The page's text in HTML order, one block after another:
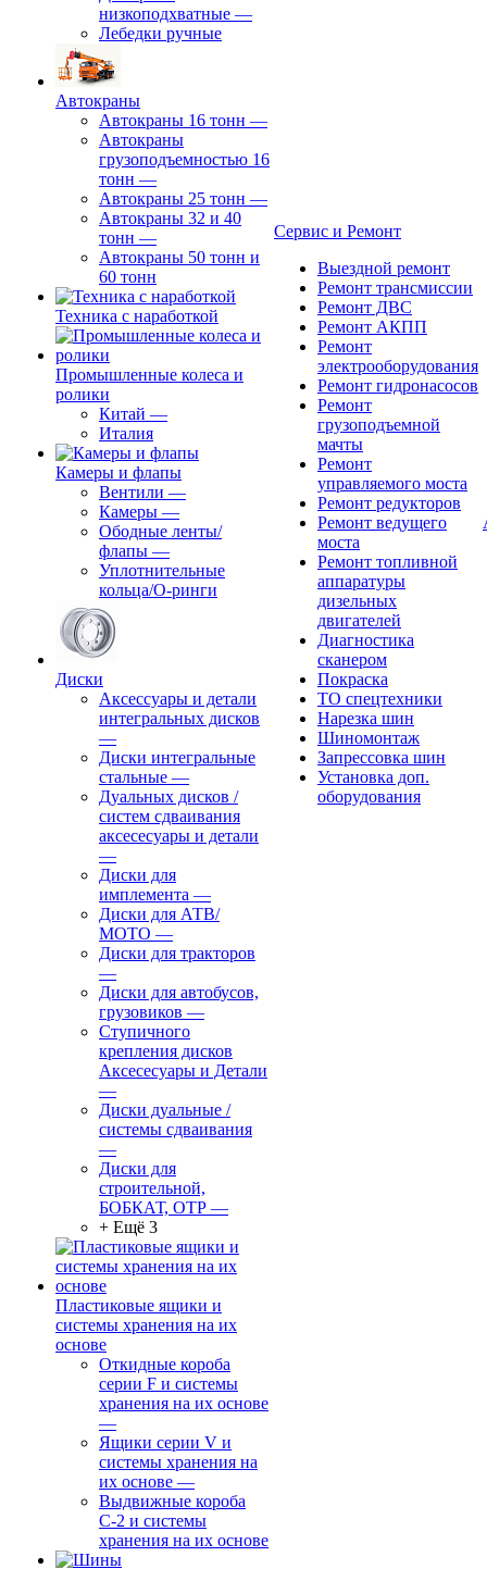
низкоподхватные —
Лебедки ручные
Автокраны
Автокраны 16 тонн —
Автокраны
грузоподъемностью 16
тонн —
Автокраны 25 тонн —
Автокраны 32 и 40
тонн —
Автокраны 50 тонн и
60 тонн
Техника с наработкой
Промышленные колеса и
ролики
Китай —
Италия
Камеры и флапы
Вентили —
Камеры —
Ободные ленты/
флапы —
Уплотнительные
кольца/О-ринги
Диски
Аксессуары и детали
интегральных дисков
—
Диски интегральные
стальные —
Дуальных дисков /
систем сдваивания
аксесесуары и детали
—
Диски для
имплемента —
Диски для АТВ/
МОТО —
Диски для тракторов
—
Диски для автобусов,
грузовиков —
Ступичного
крепления дисков
Аксесесуары и Детали
—
Диски дуальные /
системы сдваивания
—
Диски для
строительной,
БОБКАТ, ОТР —
+ Ещё 3
Пластиковые ящики и
системы хранения на их
основе
Откидные короба
серии F и системы
хранения на их основе
—
Ящики серии V и
системы хранения на
их основе —
Выдвижные короба
С-2 и системы
хранения на их основе
Сервис и Ремонт
Выездной ремонт
Ремонт трансмиссии
Ремонт ДВС
Ремонт АКПП
Ремонт
электрооборудования
Ремонт гидронасосов
Ремонт
грузоподъемной
мачты
Ремонт
управляемого моста
Ремонт редукторов
Ремонт ведущего
моста
Ремонт топливной
аппаратуры
дизельных
двигателей
Диагностика
сканером
Покраска
ТО спецтехники
Нарезка шин
Шиномонтаж
Запрессовка шин
Установка доп.
оборудования